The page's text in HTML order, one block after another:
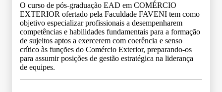
O curso de pós-graduação EAD em COMÉRCIO
EXTERIOR ofertado pela Faculdade FAVENI tem como
objetivo especializar profissionais a desempenharem
competências e habilidades fundamentais para a formação
de sujeitos aptos a exercerem com coerência e senso
crítico às funções do Comércio Exterior, preparando-os
para assumir posições de gestão estratégica na liderança
de equipes.